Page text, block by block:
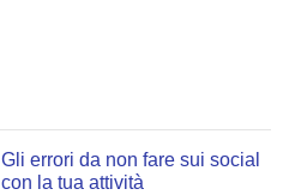
Gli errori da non fare sui social
con la tua attività